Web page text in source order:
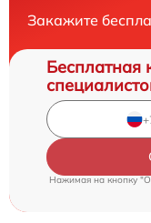
Закажите
Бесплатная
Нажимая на кнопку